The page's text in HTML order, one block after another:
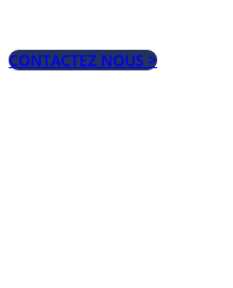
CONTACTEZ NOUS >